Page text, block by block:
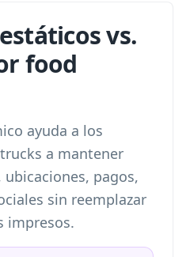
vs.
food
ayuda a los
a mantener
pagos,
sin reemplazar
impresos.